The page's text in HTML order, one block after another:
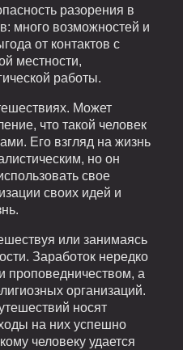
разорения в
много возможностей и
от контактов с
местности,
работы.
Может
что такой человек
Его взгляд на жизнь
но он
свое
своих идей и
или занимаясь
Заработок нередко
проповедничеством, а
организаций.
носят
на них успешно
человеку удается